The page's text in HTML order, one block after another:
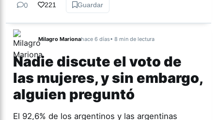
0 221 Guardar
Milagro Marionahace 6 días• 8 min de lectura
Nadie discute el voto de
las mujeres, y sin embargo,
alguien preguntó
El 92,6% de los argentinos y las argentinas